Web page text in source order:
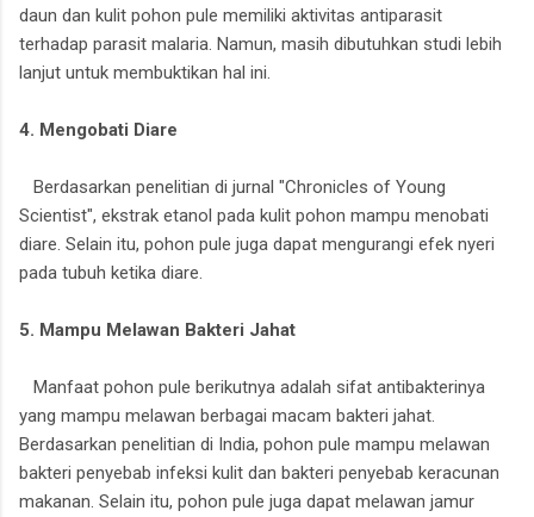
daun dan kulit pohon pule memiliki aktivitas antiparasit
terhadap parasit malaria. Namun, masih dibutuhkan studi lebih
lanjut untuk membuktikan hal ini.
4. Mengobati Diare
Berdasarkan penelitian di jurnal "Chronicles of Young
Scientist", ekstrak etanol pada kulit pohon mampu menobati
diare. Selain itu, pohon pule juga dapat mengurangi efek nyeri
pada tubuh ketika diare.
5. Mampu Melawan Bakteri Jahat
Manfaat pohon pule berikutnya adalah sifat antibakterinya
yang mampu melawan berbagai macam bakteri jahat.
Berdasarkan penelitian di India, pohon pule mampu melawan
bakteri penyebab infeksi kulit dan bakteri penyebab keracunan
makanan. Selain itu, pohon pule juga dapat melawan jamur